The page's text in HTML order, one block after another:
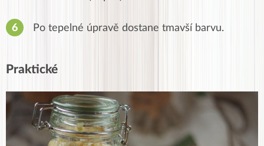
Po tepelné úpravě dostane tmavší barvu.
Praktické